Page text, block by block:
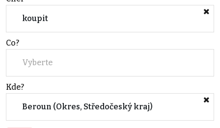
koupit
Co?
Vyberte
Kde?
Beroun (Okres, Středočeský kraj)